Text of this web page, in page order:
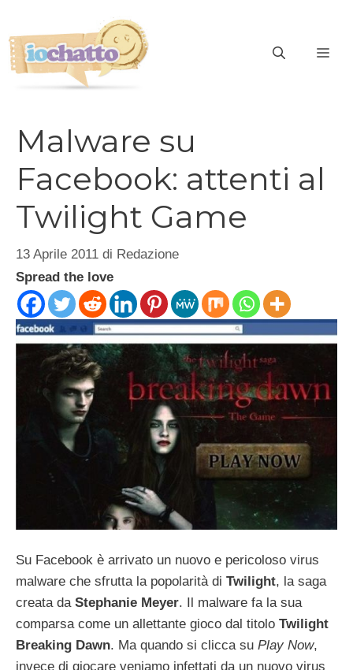
contenuto
Malware su
Facebook: attenti al
Twilight Game
13 Aprile 2011 di Redazione
Spread the love
Su Facebook è arrivato un nuovo e pericoloso virus
malware che sfrutta la popolarità di Twilight, la saga
creata da Stephanie Meyer. Il malware fa la sua
comparsa come un allettante gioco dal titolo Twilight
Breaking Dawn. Ma quando si clicca su Play Now,
invece di giocare veniamo infettati da un nuovo virus